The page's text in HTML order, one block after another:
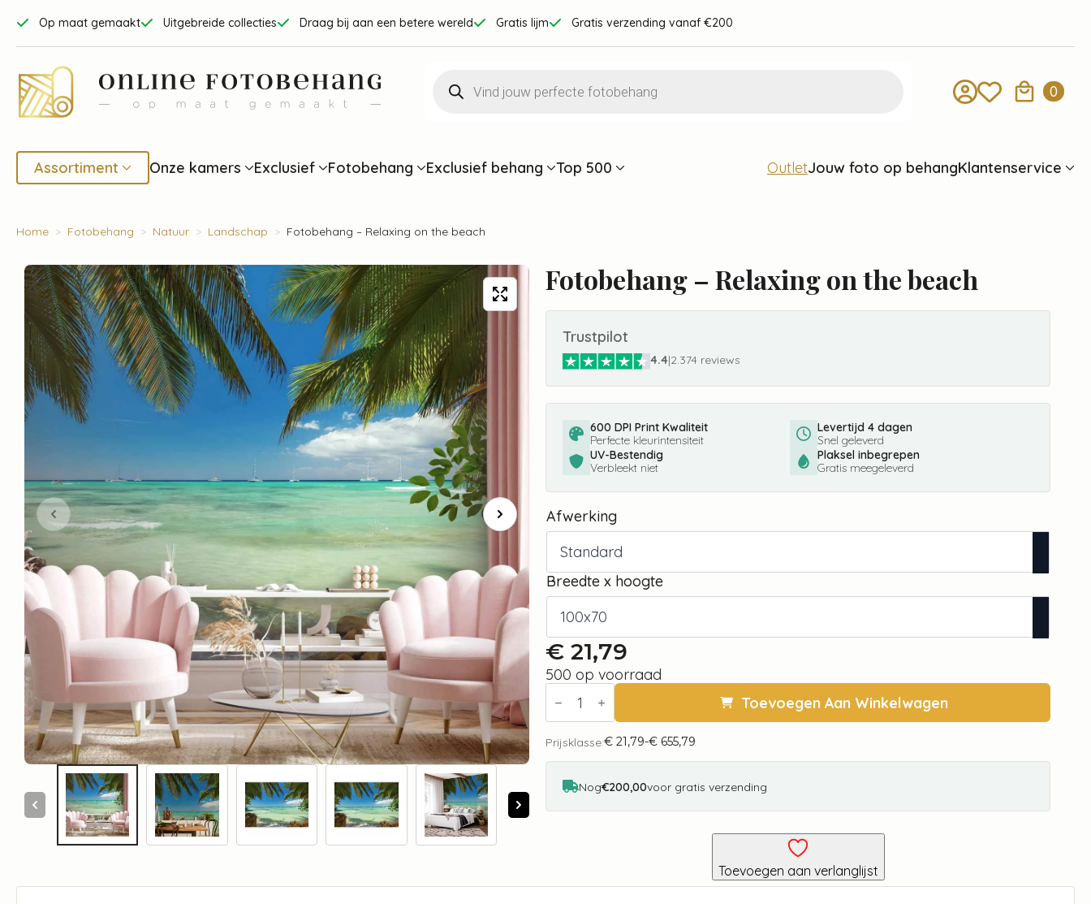
Op maat gemaakt Uitgebreide collecties Draag bij aan een betere wereld Gratis lijm Gratis verzending vanaf €200
zoeken
0
Assortiment Onze kamers Exclusief Fotobehang Exclusief behang Top 500 OutletJouw foto op behangKlantenservice
Home Fotobehang Natuur Landschap Fotobehang – Relaxing on the beach
Fotobehang – Relaxing on the beach
Trustpilot
4.4|2.374 reviews
600 DPI Print Kwaliteit
Perfecte kleurintensiteit
UV-Bestendig
Verbleekt niet
Levertijd 4 dagen
Snel geleverd
Plaksel inbegrepen
Gratis meegeleverd
Afwerking
Breedte x hoogte
€ 21,79
500 op voorraad
Fotobehang
Relaxing
the
beach
Toevoegen Aan Winkelwagen
Prijsklasse:€ 21,79-€ 655,79
Prijsklasse:
€ 21,79
€ 655,79
Nog€200,00voor gratis verzending
Toevoegen aan verlanglijst